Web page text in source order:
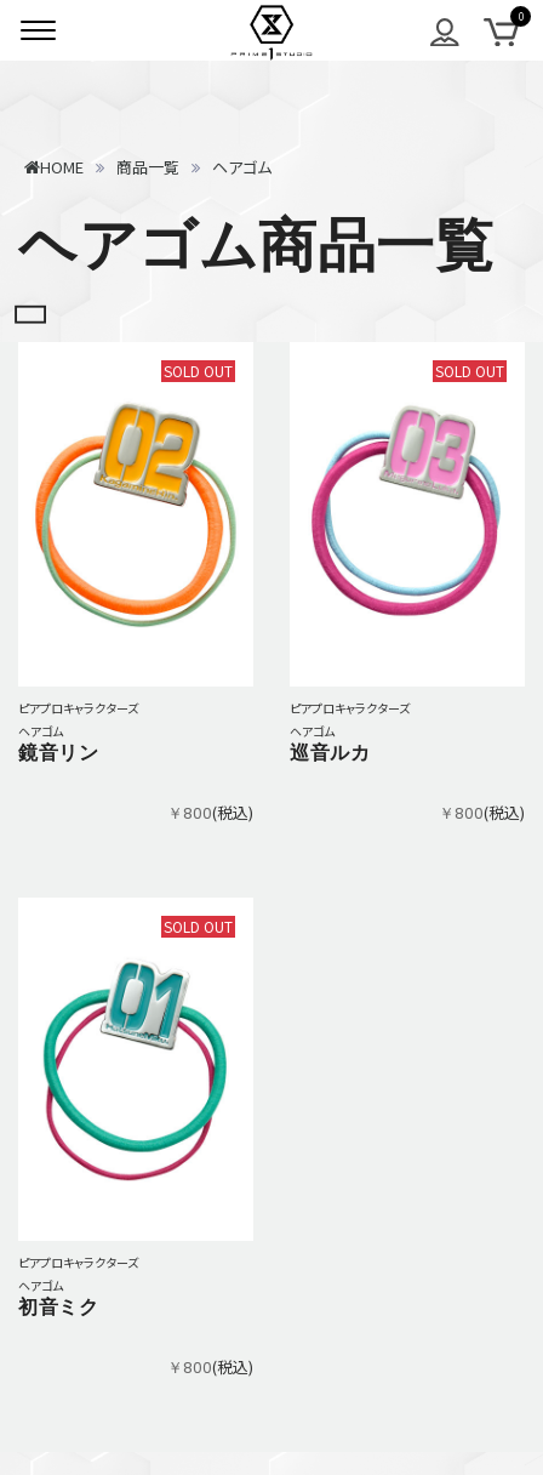
HOME 商品一覧 ヘアゴム
ヘアゴム商品一覧
SOLD OUT
ピアプロキャラクターズ
ヘアゴム
鏡音リン
￥800(税込)
SOLD OUT
ピアプロキャラクターズ
ヘアゴム
巡音ルカ
￥800(税込)
SOLD OUT
ピアプロキャラクターズ
ヘアゴム
初音ミク
￥800(税込)